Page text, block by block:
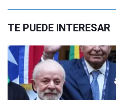
TE PUEDE INTERESAR